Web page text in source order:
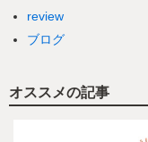
review
ブログ
オススメの記事